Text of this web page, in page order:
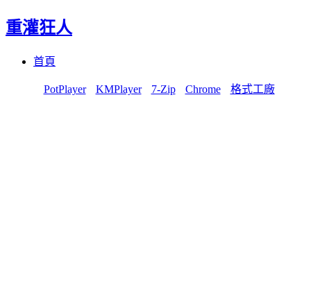
重灌狂人
首頁
PotPlayer KMPlayer 7-Zip Chrome 格式工廠